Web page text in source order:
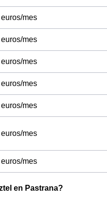
mes
mes
mes
mes
mes
mes
mes
en Pastrana?